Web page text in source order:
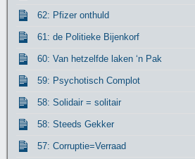
62: Pfizer onthuld
61: de Politieke Bijenkorf
60: Van hetzelfde laken ‘n Pak
59: Psychotisch Complot
58: Solidair = solitair
58: Steeds Gekker
57: Corruptie=Verraad